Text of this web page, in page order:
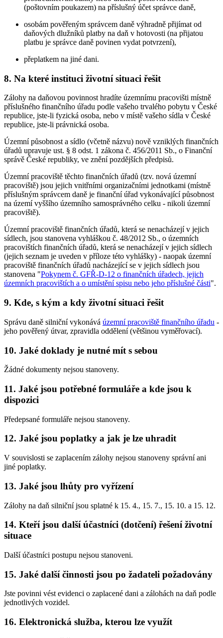
(poštovním poukazem) na příslušný účet správce daně,
osobám pověřeným správcem daně výhradně přijímat od
daňových dlužníků platby na daň v hotovosti (na přijatou
platbu je správce daně povinen vydat potvrzení),
přeplatkem na jiné dani.
8. Na které instituci životní situaci řešit
Zálohy na daňovou povinnost hradíte územnímu pracovišti místně
příslušného finančního úřadu podle vašeho trvalého pobytu v České
republice, jste-li fyzická osoba, nebo v místě vašeho sídla v České
republice, jste-li právnická osoba.
Územní působnost a sídlo (včetně názvu) nově vzniklých finančních
úřadů upravuje ust. § 8 odst. 1 zákona č. 456/2011 Sb., o Finanční
správě České republiky, ve znění pozdějších předpisů.
Územní pracoviště těchto finančních úřadů (tzv. nová územní
pracoviště) jsou jejich vnitřními organizačními jednotkami (místně
příslušným správcem daně je finanční úřad vykonávající působnost
na území vyššího územního samosprávného celku - nikoli územní
pracoviště).
Územní pracoviště finančních úřadů, která se nenacházejí v jejich
sídlech, jsou stanovena vyhláškou č. 48/2012 Sb., o územních
pracovištích finančních úřadů, která se nenacházejí v jejich sídlech
(jejich seznam je uveden v příloze této vyhlášky) - naopak územní
pracoviště finančních úřadů nacházející se v jejich sídlech jsou
stanovena "Pokynem č. GFŘ-D-12 o finančních úřadech, jejich
územních pracovištích a o umístění spisu nebo jeho příslušné části".
9. Kde, s kým a kdy životní situaci řešit
Správu daně silniční vykonává územní pracoviště finančního úřadu -
jeho pověřený útvar, zpravidla oddělení (většinou vyměřovací).
10. Jaké doklady je nutné mít s sebou
Žádné dokumenty nejsou stanoveny.
11. Jaké jsou potřebné formuláře a kde jsou k
dispozici
Předepsané formuláře nejsou stanoveny.
12. Jaké jsou poplatky a jak je lze uhradit
V souvislosti se zaplacením zálohy nejsou stanoveny správní ani
jiné poplatky.
13. Jaké jsou lhůty pro vyřízení
Zálohy na daň silniční jsou splatné k 15. 4., 15. 7., 15. 10. a 15. 12.
14. Kteří jsou další účastníci (dotčení) řešení životní
situace
Další účastníci postupu nejsou stanoveni.
15. Jaké další činnosti jsou po žadateli požadovány
Jste povinni vést evidenci o zaplacené dani a zálohách na daň podle
jednotlivých vozidel.
16. Elektronická služba, kterou lze využít